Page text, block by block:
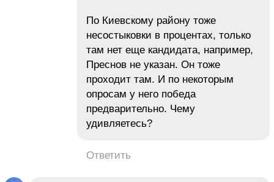
По Киевскому району тоже
несостыковки в процентах, только
там нет еще кандидата, например,
Преснов не указан. Он тоже
проходит там. И по некоторым
опросам у него победа
предварительно. Чему
удивляетесь?
Ответить